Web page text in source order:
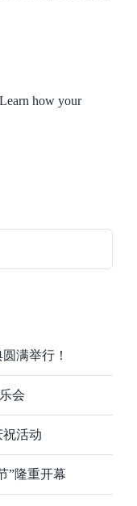
Learn how your
满举行！
会
活动
”隆重开幕